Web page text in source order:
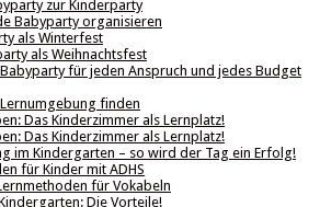
zur Kinderparty
Babyparty organisieren
als Winterfest
als Weihnachtsfest
für jeden Anspruch und jedes Budget
finden
Das Kinderzimmer als Lernplatz!
Das Kinderzimmer als Lernplatz!
im Kindergarten – so wird der Tag ein Erfolg!
für Kinder mit ADHS
für Vokabeln
Die Vorteile!